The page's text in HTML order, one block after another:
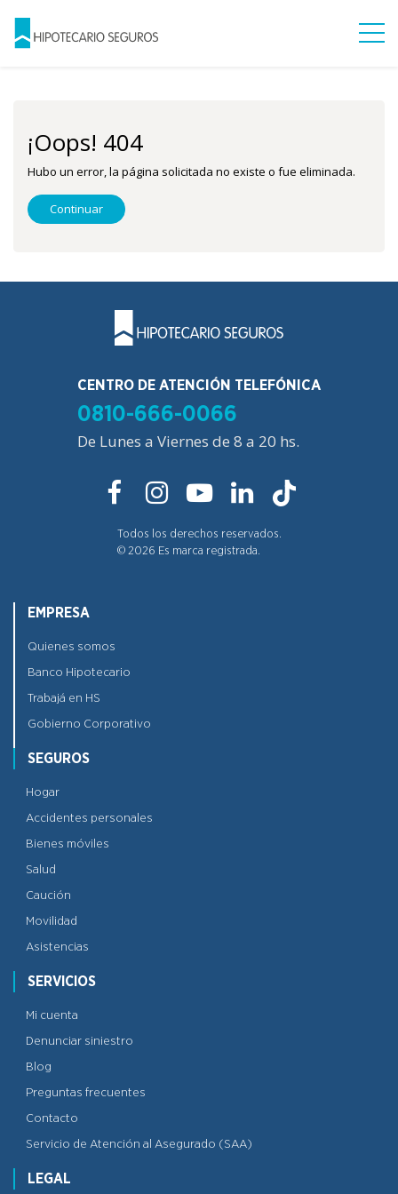
¡Oops! 404
Hubo un error, la página solicitada no existe o fue eliminada.
Continuar
CENTRO DE ATENCIÓN TELEFÓNICA
0810-666-0066
De Lunes a Viernes de 8 a 20 hs.
Todos los derechos reservados.
© 2026 Es marca registrada.
EMPRESA
Quienes somos
Banco Hipotecario
Trabajá en HS
Gobierno Corporativo
SEGUROS
Hogar
Accidentes personales
Bienes móviles
Salud
Caución
Movilidad
Asistencias
SERVICIOS
Mi cuenta
Denunciar siniestro
Blog
Preguntas frecuentes
Contacto
Servicio de Atención al Asegurado (SAA)
LEGAL